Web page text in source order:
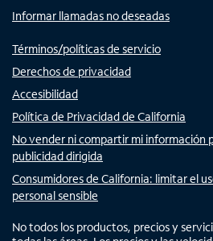
Informar llamadas no deseadas
Términos/políticas de servicio
Derechos de privacidad
Accesibilidad
Política de Privacidad de California
No vender ni compartir mi información
publicidad dirigida
Consumidores de California: limitar el
personal sensible
No todos los productos, precios y